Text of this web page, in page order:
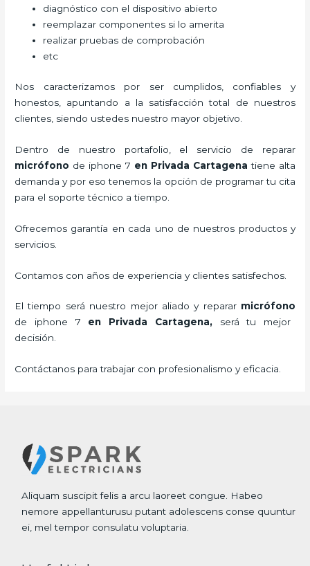
diagnóstico con el dispositivo abierto
reemplazar componentes si lo amerita
realizar pruebas de comprobación
etc
Nos caracterizamos por ser cumplidos, confiables y
honestos, apuntando a la satisfacción total de nuestros
clientes, siendo ustedes nuestro mayor objetivo.
Dentro de nuestro portafolio, el servicio de reparar
micrófono de iphone 7 en Privada Cartagena tiene alta
demanda y por eso tenemos la opción de programar tu cita
para el soporte técnico a tiempo.
Ofrecemos garantía en cada uno de nuestros productos y
servicios.
Contamos con años de experiencia y clientes satisfechos.
El tiempo será nuestro mejor aliado y reparar micrófono
de iphone 7 en Privada Cartagena, será tu mejor
decisión.
Contáctanos para trabajar con profesionalismo y eficacia.
Aliquam suscipit felis a arcu laoreet congue. Habeo
nemore appellanturusu putant adolescens conse quuntur
ei, mel tempor consulatu voluptaria.